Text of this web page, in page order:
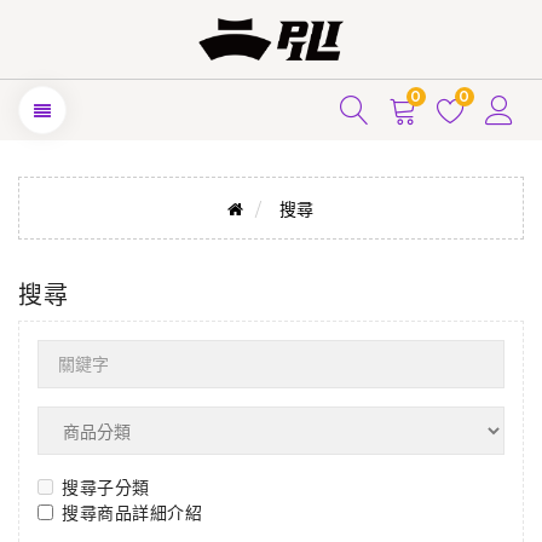
0 0
搜尋
搜尋
搜尋子分類
搜尋商品詳細介紹